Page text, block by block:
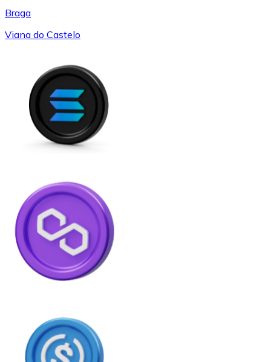
Braga
Viana do Castelo